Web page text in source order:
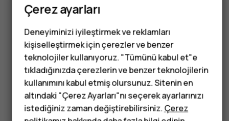
Tuşlu telefonlar
Çocuklar için
telefonlar
smooth viewing.
Tüm özellikler
Got questions?
Çerez ayarları
Deneyiminizi iyileştirmek ve reklamları
kişiselleştirmek için çerezler ve benzer
teknolojiler kullanıyoruz. "Tümünü kabul et"e
tıkladığınızda çerezlerin ve benzer teknolojilerin
kullanımını kabul etmiş olursunuz. Sitenin en
altındaki "Çerez Ayarları"nı seçerek ayarlarınızı
istediğiniz zaman değiştirebilirsiniz.Çerez